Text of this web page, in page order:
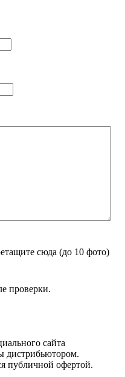
сюда (до 10 фото)
проверки.
сайта
дистрибьютором.
публичной офертой.